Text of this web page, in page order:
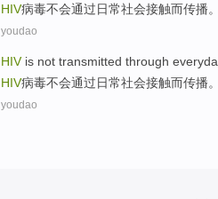
HIV病毒不会通过日常社会接触而传播。
youdao
HIVis not transmitted through
HIV病毒不会通过日常社会接触而传播。
youdao